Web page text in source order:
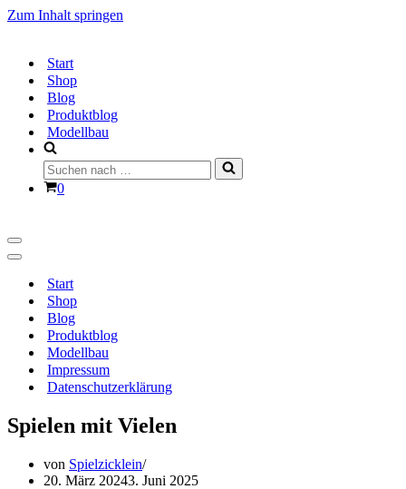
Zum Inhalt springen
Start
Shop
Blog
Produktblog
Modellbau
Suchen
nach …
Warenkorb
0
Navigationsmenü
Navigationsmenü
Start
Shop
Blog
Produktblog
Modellbau
Impressum
Datenschutzerklärung
Spielen mit Vielen
von Spielzicklein
20. März 20243. Juni 2025